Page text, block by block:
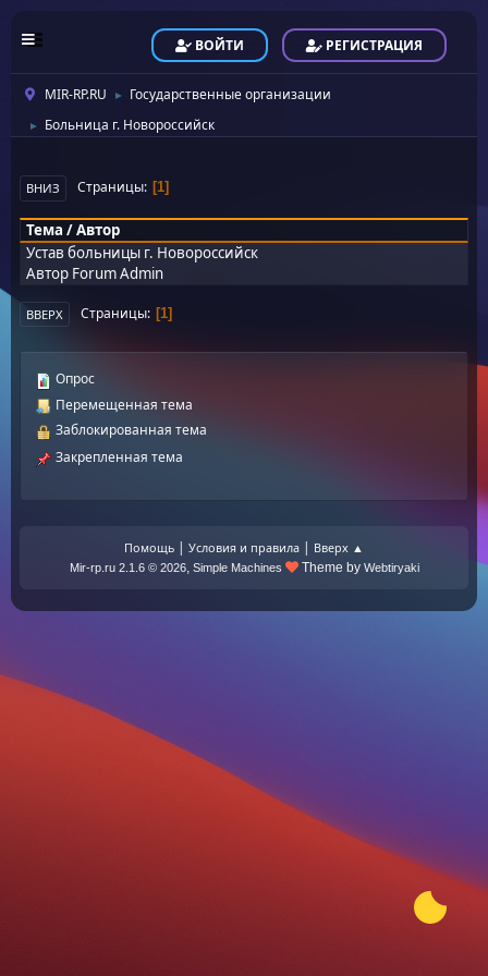
ВОЙТИ РЕГИСТРАЦИЯ
MIR-RP.RU ► Государственные организации
► Больница г. Новороссийск
ВНИЗ Страницы 1
Тема /Автор
Устав больницы г. Новороссийск
Автор Forum Admin
ВВЕРХ Страницы 1
Опрос
Перемещенная тема
Заблокированная тема
Закрепленная тема
Помощь | Условия и правила | Вверх ▲
Mir-rp.ru 2.1.6 © 2026, Simple Machines Theme by Webtiryaki